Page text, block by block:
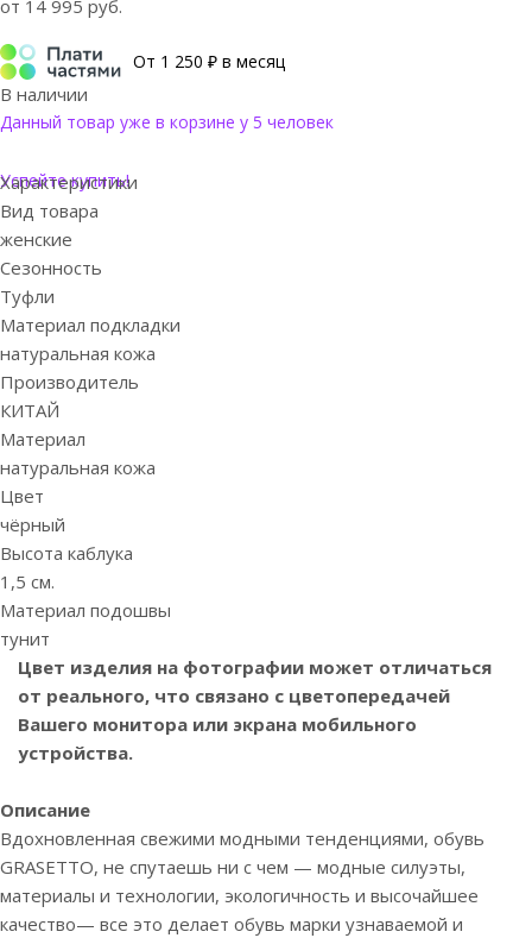
от 14 995 руб.
От 1 250 ₽ в месяц
В наличии
Данный товар уже в корзине у 5 человек
Успейте купить!
Характеристики
Вид товара
женские
Сезонность
Туфли
Материал подкладки
натуральная кожа
Производитель
КИТАЙ
Материал
натуральная кожа
Цвет
чёрный
Высота каблука
1,5 см.
Материал подошвы
тунит
Цвет изделия на фотографии может отличаться
от реального, что связано с цветопередачей
Вашего монитора или экрана мобильного
устройства.
Описание
Вдохновленная свежими модными тенденциями, обувь
GRASETTO, не спутаешь ни с чем — модные силуэты,
материалы и технологии, экологичность и высочайшее
качество— все это делает обувь марки узнаваемой и